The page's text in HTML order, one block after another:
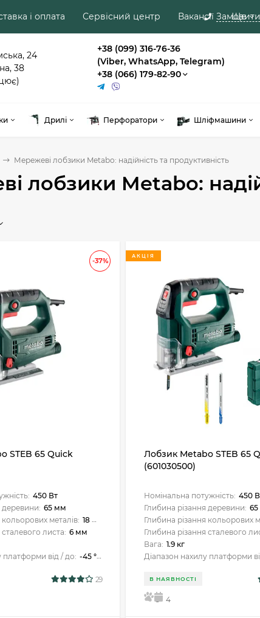
і оплата Сервісний центр Вакансії Ще
24
38
+38 (099) 316-76-36
(Viber, WhatsApp, Telegram)
+38 (066) 179-82-90
Дрилі Перфоратори Шліфмашини
Мережеві лобзики Metabo: надійність та продуктивність
лобзики Metabo:
-37%
STEB 65 Quick
450 Вт
деревини: 65 мм
металів: 18 мм
листа: 6 мм
платформи від / до: -45 ° / +45 °
29
АКЦІЯ
Лобзик Metabo STEB 65
(601030500)
Номінальна потужність: 450
Глибина різання деревини:
Глибина різання кольорових
Глибина різання сталевого
Вага: 1.9 кг
Діапазон нахилу платформи
В НАЯВНОСТІ
5 4